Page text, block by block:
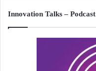
Innovation Talks – Podcast